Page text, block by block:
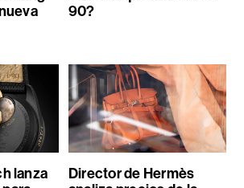
90?
lanza
Director de Hermès